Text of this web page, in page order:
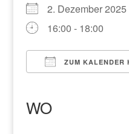
2. Dezember 2025
16:00 - 18:00
ZUM KALENDER
WO